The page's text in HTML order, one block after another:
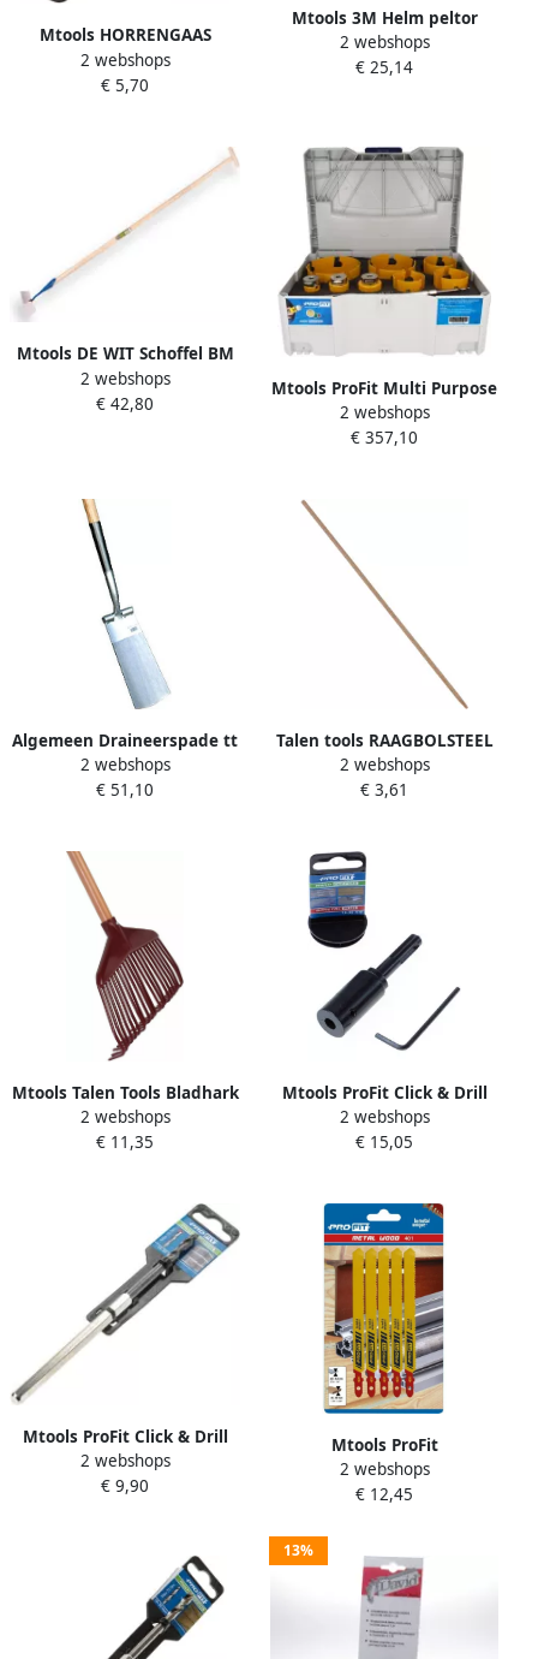
Mtools HORRENGAAS
VLIEGENGAAS GLASVEZEL
GRIJS 100CM BREED |
2 webshops
€ 5,70
Mtools 3M Helm peltor
g3000nuv draaiknop rood |
2 webshops
€ 25,14
Mtools DE WIT Schoffel BM
18cm DE WIT gesmeed
tauari 160x3 2cm exc. punt
2 webshops
€ 42,80
Mtools ProFit Multi Purpose
gatzagenset 9 stuks 32-35-
44-51-68-76-82-111-127 mm.
2 webshops
€ 357,10
Algemeen Draineerspade tt
m.opstap
2 webshops
€ 51,10
Talen tools RAAGBOLSTEEL
200 23 5TAUARI P9
2 webshops
€ 3,61
Mtools Talen Tools Bladhark
lengte steel 150cm |
2 webshops
€ 11,35
Mtools ProFit Click & Drill
verlengstuk met SDS voor
centreerboor met zeskant
2 webshops
€ 15,05
Mtools ProFit Click & Drill
HM centreerboor met
zeskant 8 mm. |
2 webshops
€ 9,90
Mtools ProFit
Decoupeerzaagblad 100x9
5x1 mm pak 5 stuks. |
2 webshops
€ 12,45
13%